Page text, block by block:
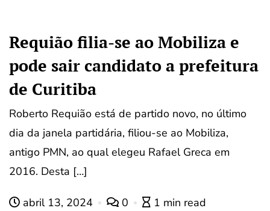
Requião filia-se ao Mobiliza e
pode sair candidato a prefeitura
de Curitiba
Roberto Requião está de partido novo, no último
dia da janela partidária, filiou-se ao Mobiliza,
antigo PMN, ao qual elegeu Rafael Greca em
2016. Desta […]
abril 13, 2024 0 1 min read